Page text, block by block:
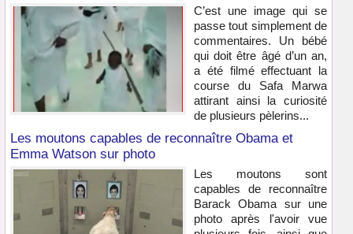
C’est une image qui se
passe tout simplement de
commentaires. Un bébé
qui doit être âgé d’un an,
a été filmé effectuant la
course du Safa Marwa
attirant ainsi la curiosité
de plusieurs pèlerins...
Les moutons capables de reconnaître Obama et
Emma Watson sur photo
Les moutons sont
capables de reconnaître
Barack Obama sur une
photo après l'avoir vue